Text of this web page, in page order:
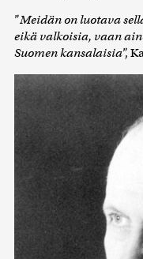
”Meidän on luotava
eikä valkoisia, vaan
Suomen kansalaisia”,